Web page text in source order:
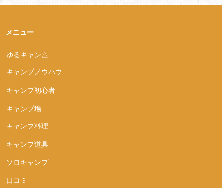
メニュー
ゆるキャン△
キャンプノウハウ
キャンプ初心者
キャンプ場
キャンプ料理
キャンプ道具
ソロキャンプ
口コミ